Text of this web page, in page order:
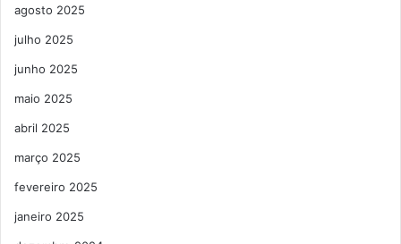
agosto 2025
julho 2025
junho 2025
maio 2025
abril 2025
março 2025
fevereiro 2025
janeiro 2025